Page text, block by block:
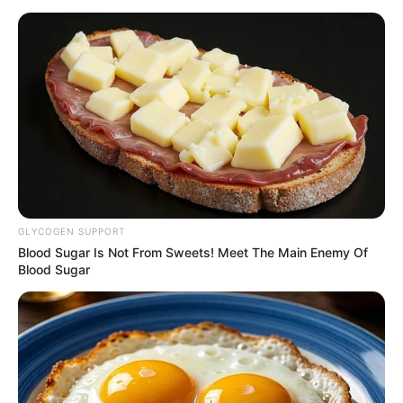
άλλοτε απότομες, άλλοτε αργές και
βασανιστικές, σαν να χόρευε πάνω στον αέρα.
Ο ιστός της δεν είχε τίποτα το ασυνήθιστο.
Ήταν λεπτός σαν μετάξι, και όταν το φως της
μέρας τον έβλεπε, έφεγγε με μια αχνή κόκκινη
Μια περίεργη αράχνη στην Εύβοια – πηγή εικόνας:
Περισσότερα νέα από την Εύβοια
Βαρύ πένθος στην Εύβοια για αγαπημένο
καθηγητή
GLYCOGEN SUPPORT
Blood Sugar Is Not From Sweets! Meet The Main Enemy Of
Blood Sugar